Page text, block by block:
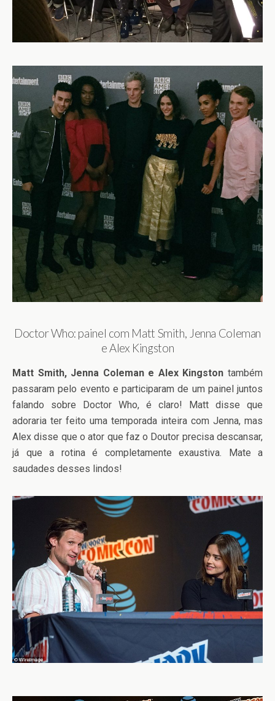
Doctor Who: painel com Matt Smith, Jenna Coleman
e Alex Kingston
Matt Smith, Jenna Coleman e Alex Kingston também
passaram pelo evento e participaram de um painel juntos
falando sobre Doctor Who, é claro! Matt disse que
adoraria ter feito uma temporada inteira com Jenna, mas
Alex disse que o ator que faz o Doutor precisa descansar,
já que a rotina é completamente exaustiva. Mate a
saudades desses lindos!